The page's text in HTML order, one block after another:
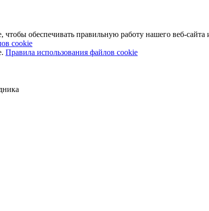
обеспечивать правильную работу нашего веб-сайта
cookie
Правила использования файлов cookie